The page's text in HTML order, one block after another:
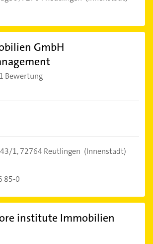
GmbH
1 Bewertung
1,72764 Reutlingen (Innenstadt)
85-0
institute Immobilien